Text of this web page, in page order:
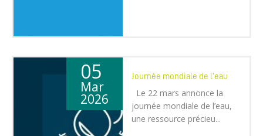
05
Mar
2026
Journée mondiale de l'eau
Le 22 mars annonce la
journée mondiale de l’eau,
une ressource précieu...